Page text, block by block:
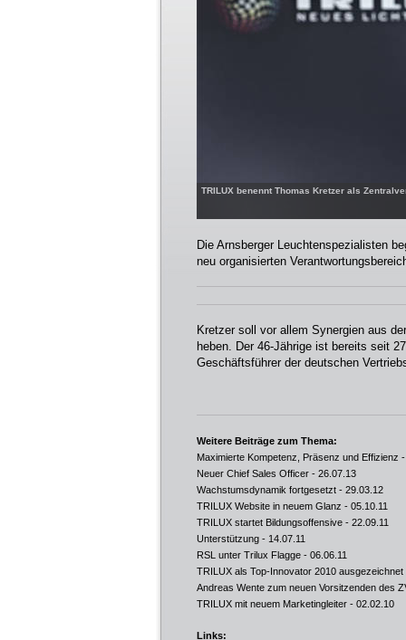
TRILUX benennt Thomas Kretzer als
Die Arnsberger Leuchtenspezialisten
neu organisierten
Kretzer soll vor allem Synergien aus
heben. Der 46-Jährige ist bereits seit
Geschäftsführer der deutschen
Weitere Beiträge zum Thema:
Maximierte Kompetenz, Präsenz und Effizienz
Neuer Chief Sales Officer - 26.07.13
Wachstumsdynamik fortgesetzt - 29.03.12
TRILUX Website in neuem Glanz - 05.10.11
TRILUX startet Bildungsoffensive - 22.09.11
Unterstützung - 14.07.11
RSL unter Trilux Flagge - 06.06.11
TRILUX als Top-Innovator 2010 ausgezeichnet
Andreas Wente zum neuen Vorsitzenden des
TRILUX mit neuem Marketingleiter - 02.02.10
Links: